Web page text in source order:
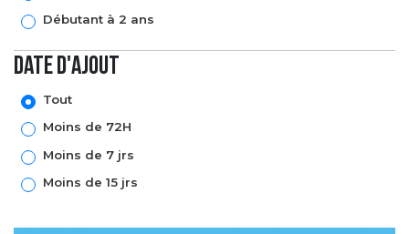
Débutant à 2 ans
Date d'ajout
Tout
Moins de 72H
Moins de 7 jrs
Moins de 15 jrs